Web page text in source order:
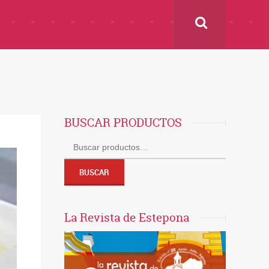
BUSCAR PRODUCTOS
Buscar
por:
BUSCAR
La Revista de Estepona